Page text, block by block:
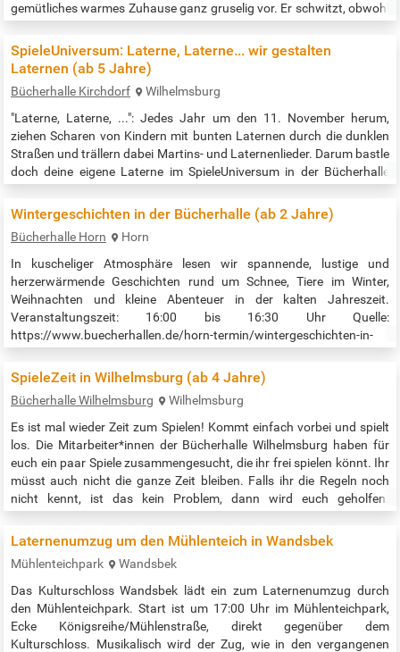
gemütliches warmes Zuhause ganz gruselig vor. Er schwitzt, obwohl
flutscht, geht es Mumm ein kleines bisschen besser. Aber
irgendwie…
SpieleUniversum: Laterne, Laterne... wir gestalten
Laternen (ab 5 Jahre)
Bücherhalle Kirchdorf
Wilhelmsburg
"Laterne, Laterne, ...": Jedes Jahr um den 11. November herum,
ziehen Scharen von Kindern mit bunten Laternen durch die dunklen
Straßen und trällern dabei Martins- und Laternenlieder. Darum bastle
doch deine eigene Laterne im SpieleUniversum in der Bücherhalle
https://www.buecherhallen.de/kirchdorf-termin/spieleuniversum-
laterne-laterne-wir-gestalten-laternen/datum/20251107.html
Wintergeschichten in der Bücherhalle (ab 2 Jahre)
Bücherhalle Horn
Horn
In kuscheliger Atmosphäre lesen wir spannende, lustige und
herzerwärmende Geschichten rund um Schnee, Tiere im Winter,
Weihnachten und kleine Abenteuer in der kalten Jahreszeit.
Veranstaltungszeit: 16:00 bis 16:30 Uhr Quelle:
https://www.buecherhallen.de/horn-termin/wintergeschichten-in-
SpieleZeit in Wilhelmsburg (ab 4 Jahre)
Bücherhalle Wilhelmsburg
Wilhelmsburg
Es ist mal wieder Zeit zum Spielen! Kommt einfach vorbei und spielt
los. Die Mitarbeiter*innen der Bücherhalle Wilhelmsburg haben für
euch ein paar Spiele zusammengesucht, die ihr frei spielen könnt. Ihr
müsst auch nicht die ganze Zeit bleiben. Falls ihr die Regeln noch
nicht kennt, ist das kein Problem, dann wird euch geholfen.
Laternenumzug um den Mühlenteich in Wandsbek
Mühlenteichpark
Wandsbek
Das Kulturschloss Wandsbek lädt ein zum Laternenumzug durch
den Mühlenteichpark. Start ist um 17:00 Uhr im Mühlenteichpark,
Ecke Königsreihe/Mühlenstraße, direkt gegenüber dem
Kulturschloss. Musikalisch wird der Zug, wie in den vergangenen